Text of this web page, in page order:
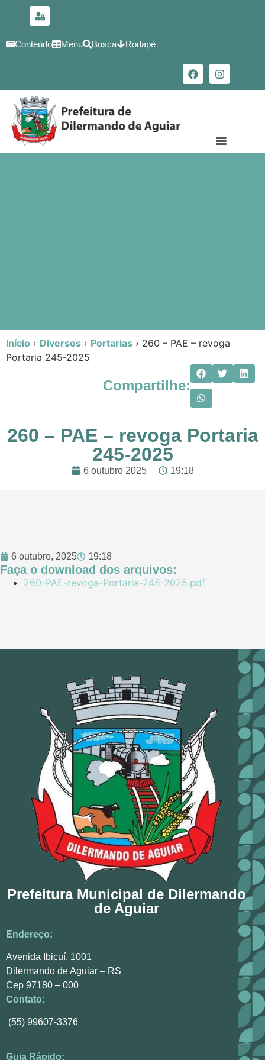
conteúdo
Conteúdo Menu Busca Rodapé
Início › Diversos › Portarias › 260 – PAE – revoga
Portaria 245-2025
Compartilhe:
260 – PAE – revoga Portaria
245-2025
6 outubro 2025 19:18
6 outubro, 2025 19:18
Faça o download dos arquivos:
260-PAE-revoga-Portaria-245-2025.pdf
Prefeitura Municipal de Dilermando
de Aguiar
Endereço:
Avenida Ibicuí, 1001
Dilermando de Aguiar – RS
Cep 97180 – 000
Contato:
(55) 99607-3376
Guia Rápido: